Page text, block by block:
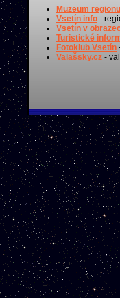
Muzeum
Vsetín info -
Vsetín v
Turistické
Fotoklub Vsetín
Valašsky.cz -